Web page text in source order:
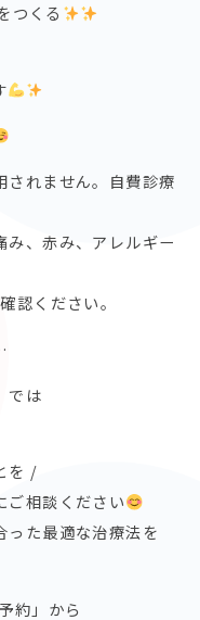
つくる
れません。自費診療
、赤み、アレルギー
認ください。
では
を /
ご相談ください
った最適な治療法を
約」から